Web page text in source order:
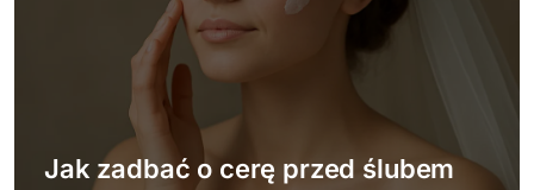
Jak zadbać o cerę przed ślubem